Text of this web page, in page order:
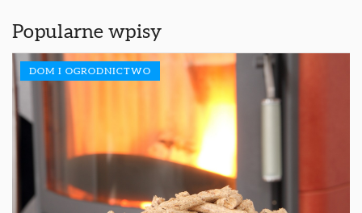
Popularne wpisy
DOM I OGRODNICTWO